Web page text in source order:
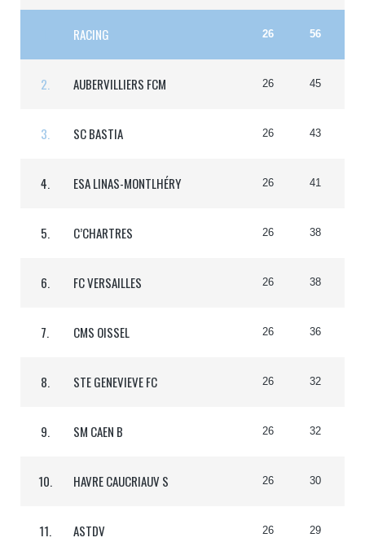
RACING 26 56
2. AUBERVILLIERS FCM 26 45
3. SC BASTIA 26 43
4. ESA LINAS-MONTLHÉRY 26 41
5. C’CHARTRES 26 38
6. FC VERSAILLES 26 38
7. CMS OISSEL 26 36
8. STE GENEVIEVE FC 26 32
9. SM CAEN B 26 32
10. HAVRE CAUCRIAUV S 26 30
11. ASTDV 26 29